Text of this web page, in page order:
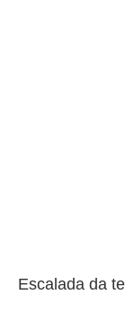
Escalada da